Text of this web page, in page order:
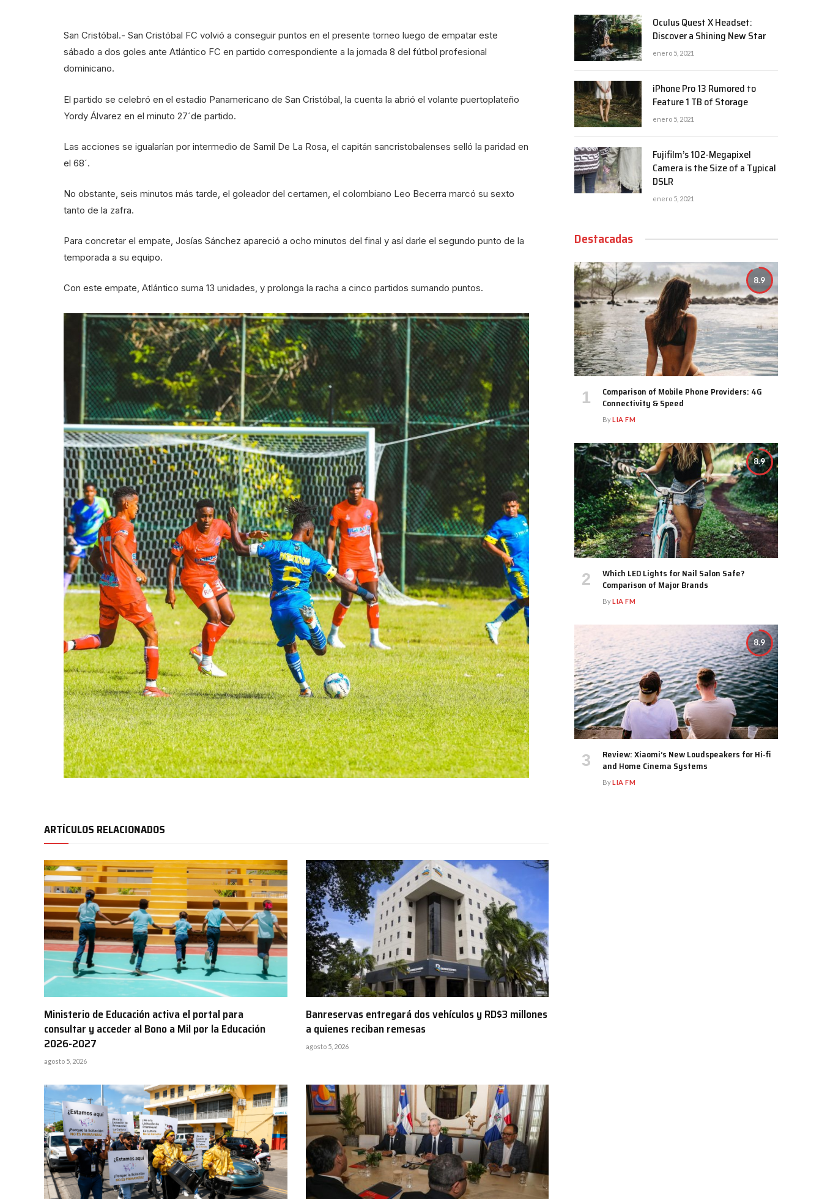
San Cristóbal.- San Cristóbal FC volvió a conseguir puntos en el presente torneo luego de empatar este
sábado a dos goles ante Atlántico FC en partido correspondiente a la jornada 8 del fútbol profesional
dominicano.
El partido se celebró en el estadio Panamericano de San Cristóbal, la cuenta la abrió el volante puertoplateño
Yordy Álvarez en el minuto 27´de partido.
Las acciones se igualarían por intermedio de Samil De La Rosa, el capitán sancristobalenses selló la paridad en
el 68´.
No obstante, seis minutos más tarde, el goleador del certamen, el colombiano Leo Becerra marcó su sexto
tanto de la zafra.
Para concretar el empate, Josías Sánchez apareció a ocho minutos del final y así darle el segundo punto de la
temporada a su equipo.
Con este empate, Atlántico suma 13 unidades, y prolonga la racha a cinco partidos sumando puntos.
ARTÍCULOS RELACIONADOS
Ministerio de Educación activa el portal para
consultar y acceder al Bono a Mil por la Educación
2026-2027
agosto 5, 2026
Banreservas entregará dos vehículos y RD$3 millones
a quienes reciban remesas
agosto 5, 2026
Oculus Quest X Headset:
Discover a Shining New Star
enero 5, 2021
iPhone Pro 13 Rumored to
Feature 1 TB of Storage
enero 5, 2021
Fujifilm’s 102-Megapixel
Camera is the Size of a Typical
DSLR
enero 5, 2021
Destacadas
8.9
Comparison of Mobile Phone Providers: 4G
Connectivity & Speed
ByLIA FM
8.9
Which LED Lights for Nail Salon Safe?
Comparison of Major Brands
ByLIA FM
8.9
Review: Xiaomi’s New Loudspeakers for Hi-fi
and Home Cinema Systems
ByLIA FM